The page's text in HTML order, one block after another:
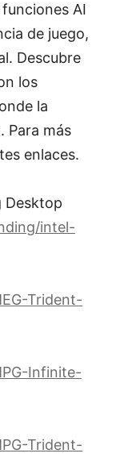
funciones AI
de juego,
Descubre
los
la
Para más
enlaces.
Desktop
intel-
Trident-
Infinite-
Trident-